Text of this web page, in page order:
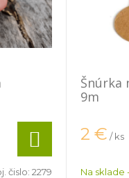
čislo: 2279
Šnúrka
9m
2 € / ks
Na sklade